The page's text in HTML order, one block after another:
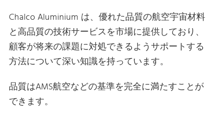
Chalco Aluminium は、優れた品質の航空宇宙材料
と高品質の技術サービスを市場に提供しており、
顧客が将来の課題に対処できるようサポートする
方法について深い知識を持っています。
品質はAMS航空などの基準を完全に満たすことが
できます。